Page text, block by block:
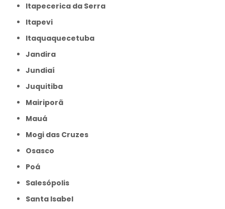
Itapecerica da Serra
Itapevi
Itaquaquecetuba
Jandira
Jundiaí
Juquitiba
Mairiporã
Mauá
Mogi das Cruzes
Osasco
Poá
Salesópolis
Santa Isabel